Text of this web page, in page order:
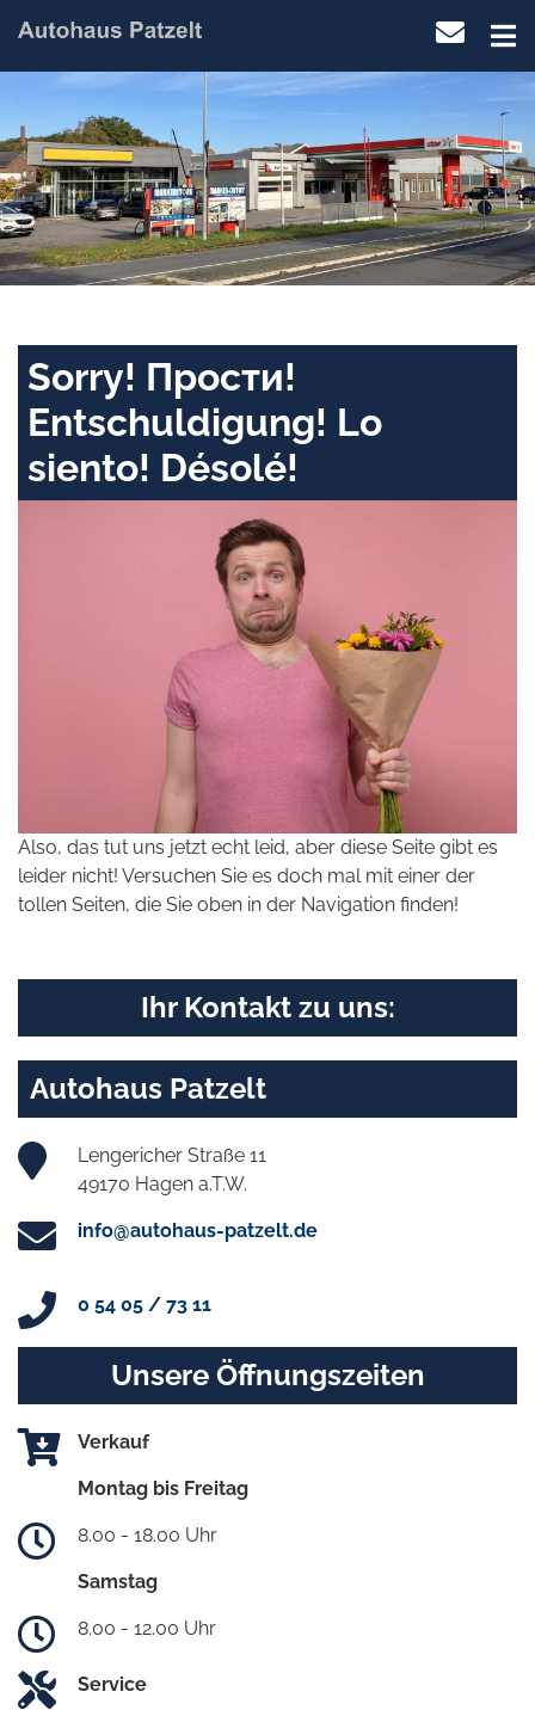
Sorry! Прости!
Entschuldigung! Lo
siento! Désolé!
Also, das tut uns jetzt echt leid, aber diese Seite gibt es
leider nicht! Versuchen Sie es doch mal mit einer der
tollen Seiten, die Sie oben in der Navigation finden!
Ihr Kontakt zu uns:
Autohaus Patzelt
Lengericher Straße 11
49170 Hagen a.T.W.
info@autohaus-patzelt.de
0 54 05 / 73 11
Unsere Öffnungszeiten
Verkauf
Montag bis Freitag
8.00 - 18.00 Uhr
Samstag
8.00 - 12.00 Uhr
Service